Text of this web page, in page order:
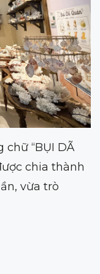
“BỤI DÃ
chia thành
vừa trò